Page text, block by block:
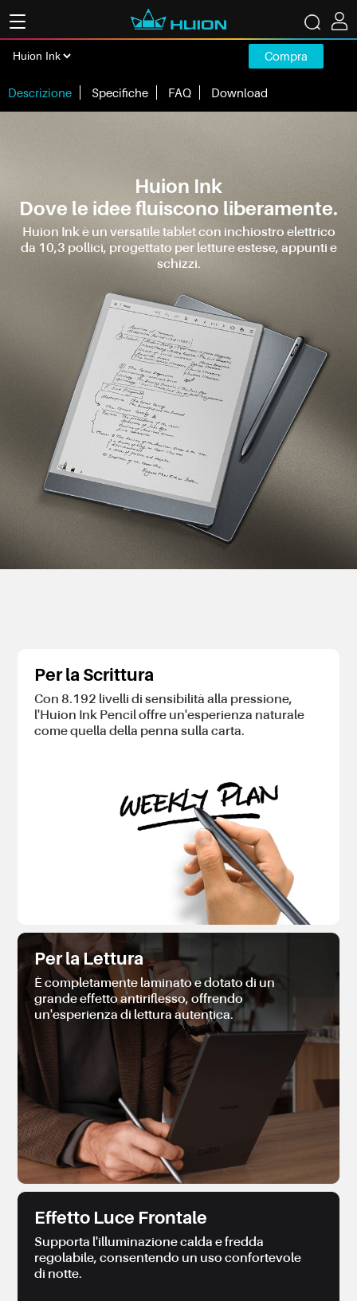
Compra
Descrizione Specifiche FAQ Download
Huion Ink
Dove le idee fluiscono liberamente.
Huion Ink è un versatile tablet con inchiostro elettrico
da 10,3 pollici, progettato per letture estese, appunti e
schizzi.
Per la Scrittura
Con 8.192 livelli di sensibilità alla pressione,
l'Huion Ink Pencil offre un'esperienza naturale
come quella della penna sulla carta.
Per la Lettura
È completamente laminato e dotato di un
grande effetto antiriflesso, offrendo
un'esperienza di lettura autentica.
Effetto Luce Frontale
Supporta l'illuminazione calda e fredda
regolabile, consentendo un uso confortevole
di notte.